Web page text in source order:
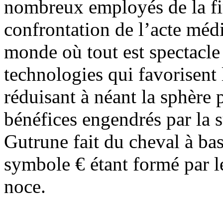
nombreux employés de la
confrontation de l’acte
monde où tout est
technologies qui
réduisant à néant la sphère
bénéfices engendrés par
Gutrune fait du cheval à
symbole € étant formé par
noce.